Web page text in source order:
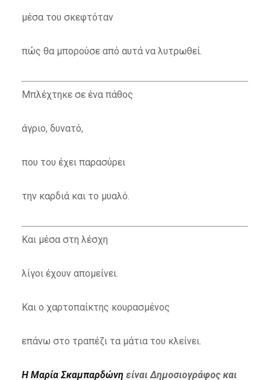
μέσα του σκεφτόταν
πώς θα μπορούσε από αυτά να λυτρωθεί.
Μπλέχτηκε σε ένα πάθος
άγριο, δυνατό,
που του έχει παρασύρει
την καρδιά και το μυαλό.
Και μέσα στη λέσχη
λίγοι έχουν απομείνει.
Και ο χαρτοπαίκτης κουρασμένος
επάνω στο τραπέζι τα μάτια του κλείνει.
Η Μαρία Σκαμπαρδώνη είναι Δημοσιογράφος και